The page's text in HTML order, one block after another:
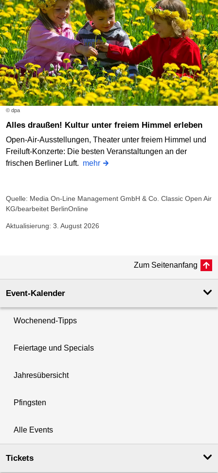
© dpa
Alles draußen! Kultur unter freiem Himmel erleben
Open-Air-Ausstellungen, Theater unter freiem Himmel und
Freiluft-Konzerte: Die besten Veranstaltungen an der
frischen Berliner Luft. mehr
Quelle: Media On-Line Management GmbH & Co. Classic Open Air
KG/bearbeitet BerlinOnline
Aktualisierung: 3. August 2026
Zum Seitenanfang
Event-Kalender
Wochenend-Tipps
Feiertage und Specials
Jahresübersicht
Pfingsten
Alle Events
Tickets